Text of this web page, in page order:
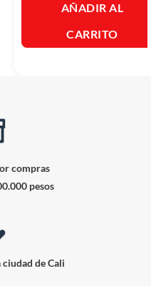
AÑADIR AL
CARRITO
compras
pesos
ciudad de Cali